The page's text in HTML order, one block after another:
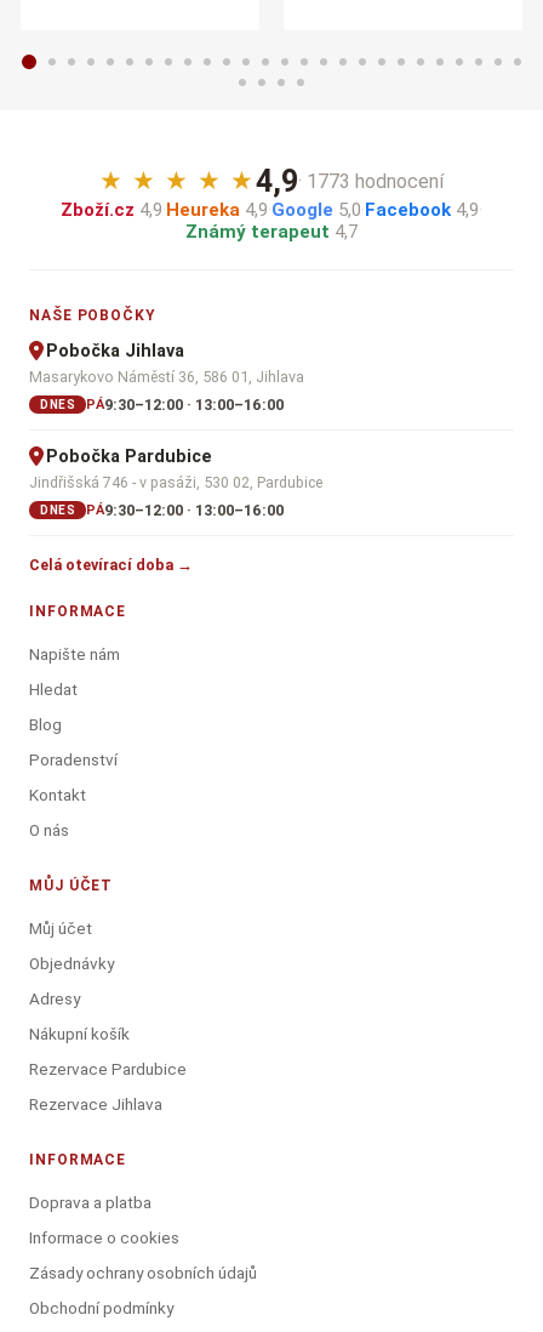
★ ★ ★ ★ ★4,9· 1773 hodnocení
Zboží.cz 4,9·Heureka 4,9·Google 5,0·Facebook 4,9·
Známý terapeut 4,7
NAŠE POBOČKY
Pobočka Jihlava
Masarykovo Náměstí 36, 586 01, Jihlava
DNES PÁ9:30–12:00 · 13:00–16:00
Pobočka Pardubice
Jindřišská 746 - v pasáži, 530 02, Pardubice
DNES PÁ9:30–12:00 · 13:00–16:00
Celá otevírací doba →
INFORMACE
Napište nám
Hledat
Blog
Poradenství
Kontakt
O nás
MŮJ ÚČET
Můj účet
Objednávky
Adresy
Nákupní košík
Rezervace Pardubice
Rezervace Jihlava
INFORMACE
Doprava a platba
Informace o cookies
Zásady ochrany osobních údajů
Obchodní podmínky